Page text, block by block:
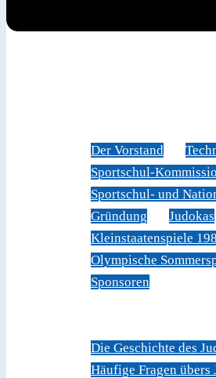
Der Vorstand
Sportschul-
Sportschul- und
Gründung
Judokas
Kleinstaatenspiele
Olympische
Sponsoren
Die Geschichte des
Häufige Fragen übers